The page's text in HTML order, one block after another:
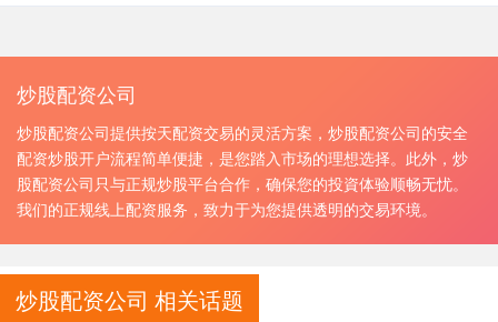
炒股配资公司
炒股配资公司提供按天配资交易的灵活方案，炒股配资公司的安全
配资炒股开户流程简单便捷，是您踏入市场的理想选择。此外，炒
股配资公司只与正规炒股平台合作，确保您的投資体验顺畅无忧。
我们的正规线上配资服务，致力于为您提供透明的交易环境。
炒股配资公司 相关话题